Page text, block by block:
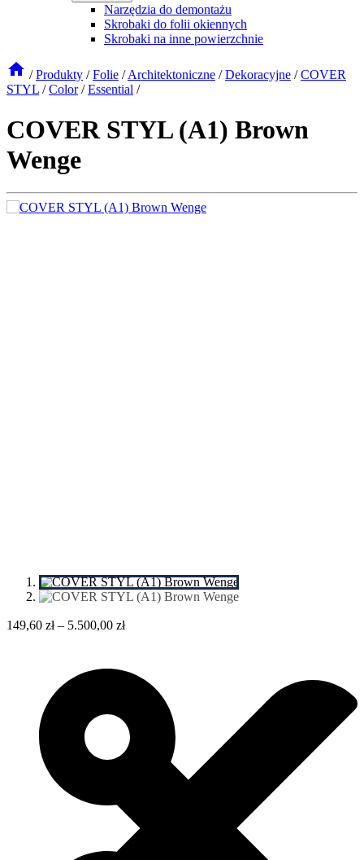
Narzędzia do demontażu
Skrobaki do folii okiennych
Skrobaki na inne powierzchnie
/ Produkty / Folie / Architektoniczne / Dekoracyjne / COVER
STYL / Color / Essential /
COVER STYL (A1) Brown
Wenge
149,60 zł– 5.500,00 zł